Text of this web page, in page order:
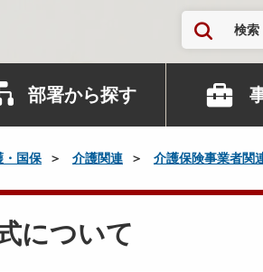
検索
部署から探す
・国保 介護関連 介護保険事業者関
について